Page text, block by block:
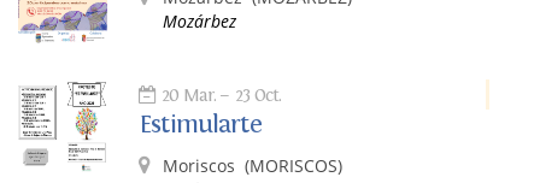
Mozárbez
20 Mar. 23 Oct.
Estimularte
Moriscos (MORISCOS)